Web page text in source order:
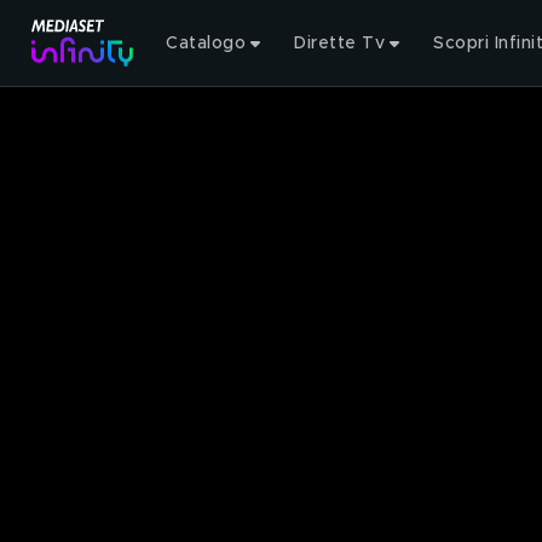
Catalogo Dirette Tv Scopri